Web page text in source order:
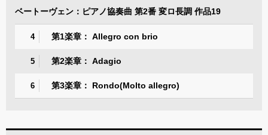
ベートーヴェン：ピアノ協奏曲 第2番 変ロ長調 作品19
4 第1楽章： Allegro con brio
5 第2楽章： Adagio
6 第3楽章： Rondo(Molto allegro)